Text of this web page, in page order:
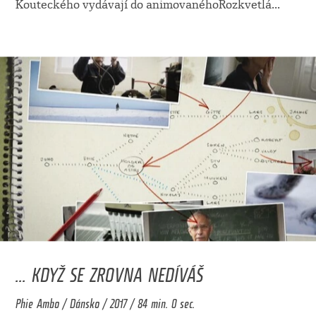
Kouteckého vydávají do animovanéhoRozkvetlá...
... KDYŽ SE ZROVNA NEDÍVÁŠ
Phie Ambo / Dánsko / 2017 / 84 min. 0 sec.